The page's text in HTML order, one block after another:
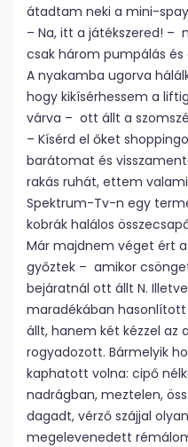
átadtam neki a mini-
– Na, itt a játékszered!
csak három pumpálás
A nyakamba ugorva
hogy kikísérhessem a
várva – ott állt a
– Kísérd el őket
barátomat és
rakás ruhát, ettem
Spektrum-Tv-n egy
kobrák halálos
Már majdnem véget ért
győztek – amikor
bejáratnál ott állt N.
maradékában hasonlított
állt, hanem két kézzel az
rogyadozott. Bármelyik
kaphatott volna: cipő
nadrágban, meztelen,
dagadt, vérző szájjal
megelevenedett